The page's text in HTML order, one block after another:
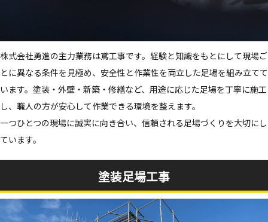
株式会社勇進の主力業務は鳶工事です。経験と知識をもとにして現場ご
とに異なる条件を見極め、安全性と作業性を両立した足場を組み立てて
います。塗装・外壁・新築・修繕など、用途に応じた足場を丁寧に施工
し、職人の方が安心して作業できる環境を整えます。
一つひとつの現場に誠実に向き合い、信頼される足場づくりを大切にし
ています。
塗装足場工事